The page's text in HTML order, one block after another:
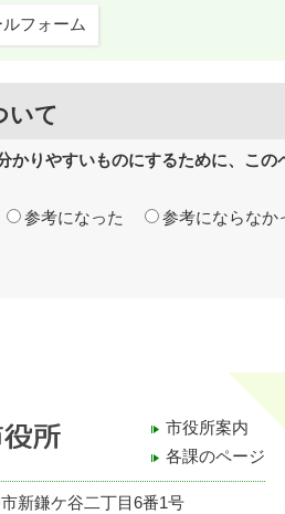
フォーム
いて
かりやすいものにするために、こ
参考になった 参考にならなか
市役所案内
各課のページ
新鎌ケ谷二丁目6番1号